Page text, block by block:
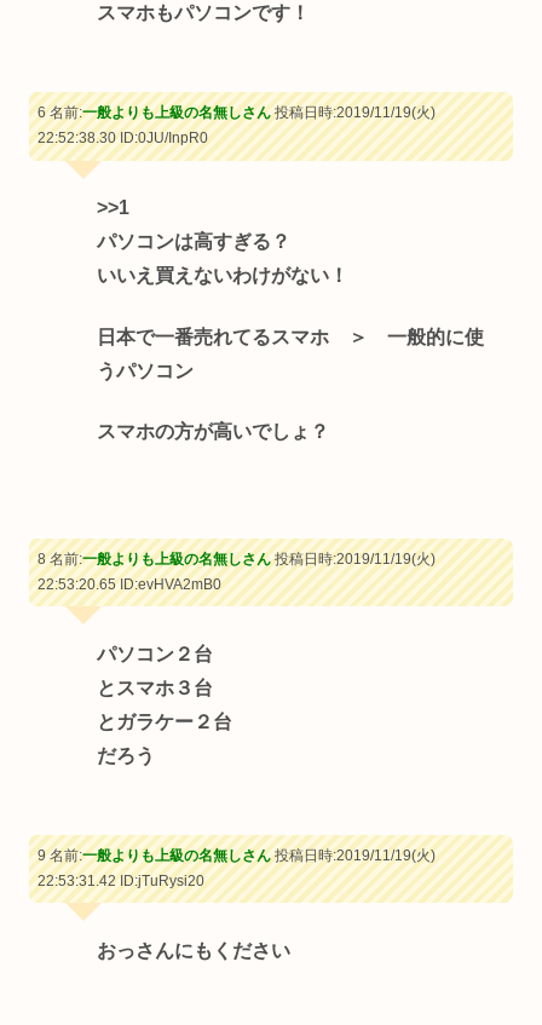
スマホもパソコンです！
6 名前:一般よりも上級の名無しさん投稿日時:2019/11/19(火)
22:52:38.30ID:0JU/InpR0
>>1
パソコンは高すぎる？
いいえ買えないわけがない！
日本で一番売れてるスマホ ＞ 一般的に使
うパソコン
スマホの方が高いでしょ？
8 名前:一般よりも上級の名無しさん投稿日時:2019/11/19(火)
22:53:20.65ID:evHVA2mB0
パソコン２台
とスマホ３台
とガラケー２台
だろう
9 名前:一般よりも上級の名無しさん投稿日時:2019/11/19(火)
22:53:31.42ID:jTuRysi20
おっさんにもください